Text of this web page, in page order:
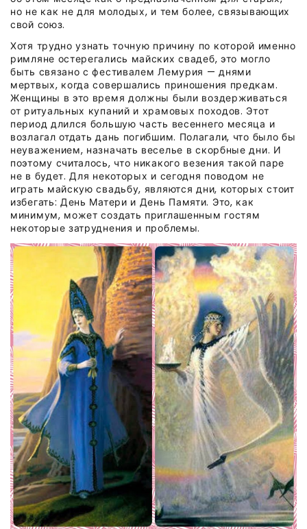
но не как не для молодых, и тем более, связывающих
свой союз.
Хотя трудно узнать точную причину по которой именно
римляне остерегались майских свадеб, это могло
быть связано с фестивалем Лемурия — днями
мертвых, когда совершались приношения предкам.
Женщины в это время должны были воздерживаться
от ритуальных купаний и храмовых походов. Этот
период длился большую часть весеннего месяца и
возлагал отдать дань погибшим. Полагали, что было бы
неуважением, назначать веселье в скорбные дни. И
поэтому считалось, что никакого везения такой паре
не в будет. Для некоторых и сегодня поводом не
играть майскую свадьбу, являются дни, которых стоит
избегать: День Матери и День Памяти. Это, как
минимум, может создать приглашенным гостям
некоторые затруднения и проблемы.